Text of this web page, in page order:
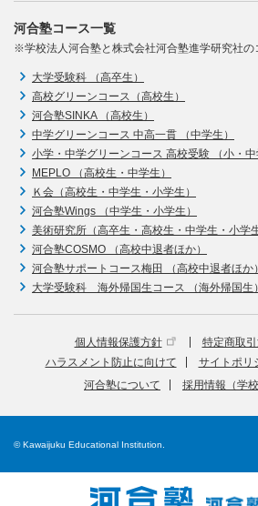
河合塾コース一覧
※学校法人河合塾と株式会社河合塾進学研究社の
大学受験科 （高卒生）
高校グリーンコース（高校生）
河合塾SINKA （高校生）
中学グリーンコース 中高一貫 （中学生）
小学・中学グリーンコース 高校受験 （小・中
MEPLO （高校生・中学生）
Ｋ会（高校生・中学生・小学生）
河合塾Wings （中学生・小学生）
美術研究所（高卒生・高校生・中学生・小学生
河合塾COSMO （高校中退者ほか）
河合塾サポートコース梅田 （高校中退者ほか）
大学受験科 海外帰国生コース （海外帰国生）
個人情報保護方針
特定商取
ハラスメント防止に向けて
サイトポリ
河合塾について
採用情報（学
© Kawaijuku Educational Institution.